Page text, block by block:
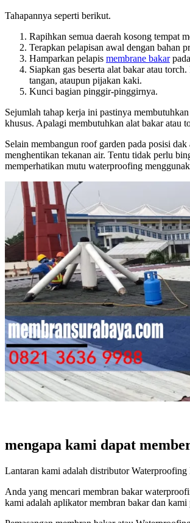
Tahapannya seperti berikut.
Rapihkan semua daerah kosong tempat
Terapkan pelapisan awal dengan bahan
Hamparkan pelapis membrane bakar
Siapkan gas beserta alat bakar atau
tangan, ataupun pijakan kaki.
Kunci bagian pinggir-pinggirnya.
Sejumlah tahap kerja ini pastinya
khusus. Apalagi membutuhkan alat bakar atau
Selain membangun roof garden pada posisi
menghentikan tekanan air. Tentu tidak perlu
memperhatikan mutu waterproofing
mengapa kami dapat
Lantaran kami adalah distributor
Anda yang mencari membran bakar
kami adalah aplikator membran bakar dan